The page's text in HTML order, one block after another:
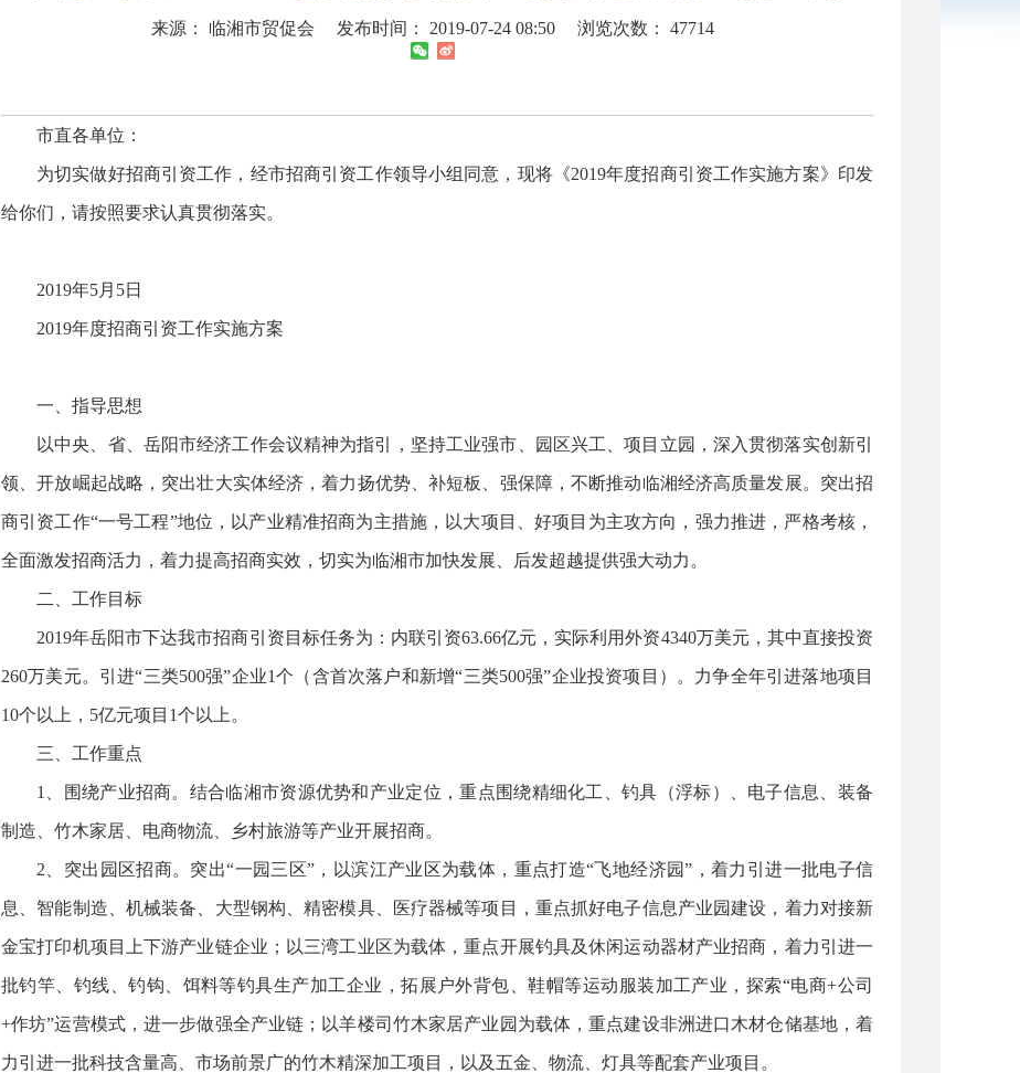
来源： 临湘市贸促会 发布时间： 2019-07-24 08:50 浏览次数： 47714
市直各单位：
为切实做好招商引资工作，经市招商引资工作领导小组同意，现将《2019年度招商引资工作实施方案》印发
给你们，请按照要求认真贯彻落实。
2019年5月5日
2019年度招商引资工作实施方案
一、指导思想
以中央、省、岳阳市经济工作会议精神为指引，坚持工业强市、园区兴工、项目立园，深入贯彻落实创新引
领、开放崛起战略，突出壮大实体经济，着力扬优势、补短板、强保障，不断推动临湘经济高质量发展。突出招
商引资工作“一号工程”地位，以产业精准招商为主措施，以大项目、好项目为主攻方向，强力推进，严格考核，
全面激发招商活力，着力提高招商实效，切实为临湘市加快发展、后发超越提供强大动力。
二、工作目标
2019年岳阳市下达我市招商引资目标任务为：内联引资63.66亿元，实际利用外资4340万美元，其中直接投资
260万美元。引进“三类500强”企业1个（含首次落户和新增“三类500强”企业投资项目）。力争全年引进落地项目
10个以上，5亿元项目1个以上。
三、工作重点
1、围绕产业招商。结合临湘市资源优势和产业定位，重点围绕精细化工、钓具（浮标）、电子信息、装备
制造、竹木家居、电商物流、乡村旅游等产业开展招商。
2、突出园区招商。突出“一园三区”，以滨江产业区为载体，重点打造“飞地经济园”，着力引进一批电子信
息、智能制造、机械装备、大型钢构、精密模具、医疗器械等项目，重点抓好电子信息产业园建设，着力对接新
金宝打印机项目上下游产业链企业；以三湾工业区为载体，重点开展钓具及休闲运动器材产业招商，着力引进一
批钓竿、钓线、钓钩、饵料等钓具生产加工企业，拓展户外背包、鞋帽等运动服装加工产业，探索“电商+公司
+作坊”运营模式，进一步做强全产业链；以羊楼司竹木家居产业园为载体，重点建设非洲进口木材仓储基地，着
力引进一批科技含量高、市场前景广的竹木精深加工项目，以及五金、物流、灯具等配套产业项目。